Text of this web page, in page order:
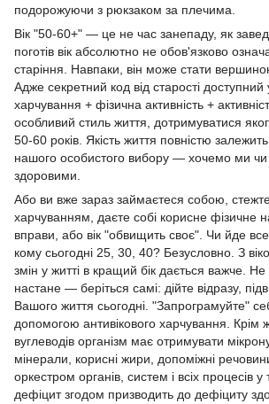
подорожуючи з рюкзаком за плечима.
Вік "50-60+" — це не час занепаду, як
поготів вік абсолютно не обов'язково
старіння. Навпаки, він може стати
Адже секретний код від старості
харчування + фізична активність +
особливий стиль життя, дотримуватися
50-60 років. Якість життя повністю
нашого особистого вибору — хочемо ми чи
здоровими.
Або ви вже зараз займаєтеся собою,
харчуванням, даєте собі корисне фізичне
вправи, або вік "обвищить своє". Чи йде
кому сьогодні 25, 30, 40? Безусловно. З
змін у житті в кращий бік дається важче. Не
настане — беріться самі: дійте відразу,
Вашого життя сьогодні. "Запрограмуйте"
допомогою антивікового харчування. Крім
вуглеводів організм має отримувати
мінерали, корисні жири, допоміжні
оркестром органів, систем і всіх процесів у
дефіцит згодом призводить до дефіциту